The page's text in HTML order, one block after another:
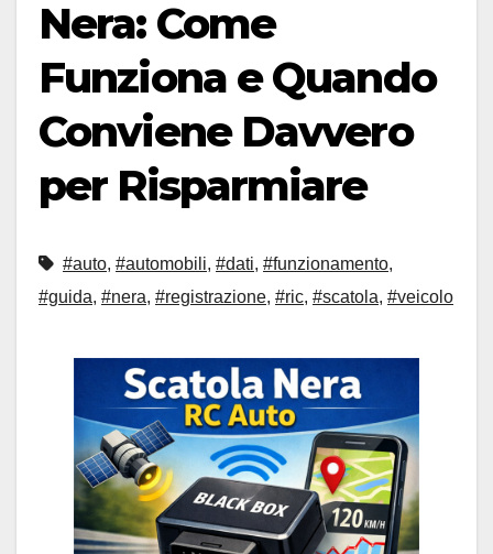
Nera: Come
Funziona e Quando
Conviene Davvero
per Risparmiare
#auto, #automobili, #dati, #funzionamento,
#guida, #nera, #registrazione, #ric, #scatola, #veicolo